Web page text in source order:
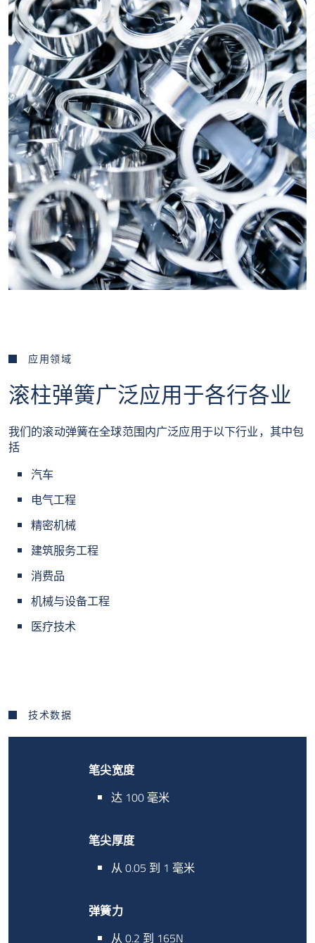
应用领域
滚柱弹簧广泛应用于各行各业
我们的滚动弹簧在全球范围内广泛应用于以下行业，其中包
括
汽车
电气工程
精密机械
建筑服务工程
消费品
机械与设备工程
医疗技术
技术数据
笔尖宽度
达 100 毫米
笔尖厚度
从 0.05 到 1 毫米
弹簧力
从 0.2 到 165N